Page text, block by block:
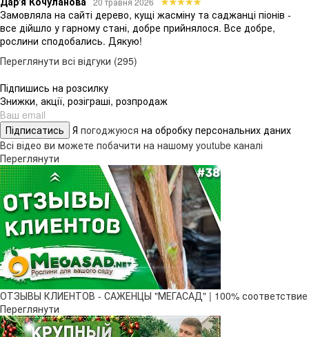
Замовляла на сайті дерево, кущі жасміну та саджанці піонів -
все дійшло у гарному стані, добре прийнялося. Все добре,
рослини сподобались. Дякую!
Переглянути всі відгуки (295)
Підпишись на розсилку
Знижки, акції, розіграші, розпродаж
Підписатись Я погоджуюся на обробку персональних даних
Всі відео ви можете побачити на нашому youtube каналі
Переглянути
ОТЗЫВЫ КЛИЕНТОВ - САЖЕНЦЫ "МЕГАСАД" | 100% соответствие
Переглянути